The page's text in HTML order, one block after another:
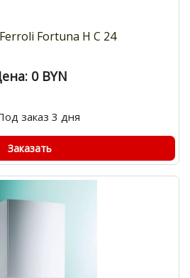
Fortuna H C 24
0 BYN
заказ 3 дня
Заказать